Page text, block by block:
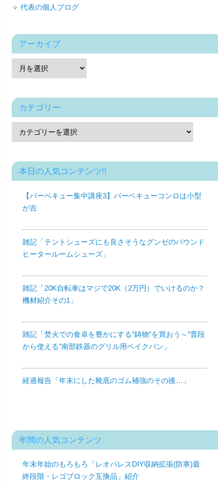
代表の個人ブログ
アーカイブ
カテゴリー
本日の人気コンテンツ!!
【バーベキュー集中講座3】バーベキューコンロは小型
が吉
雑記「テントシューズにも良さそうなグンゼのバウンド
ヒータールームシューズ」
雑記「20K自転車はマジで20K（2万円）でいけるのか？
機材紹介その1」
雑記「焚火での食卓を豊かにする”鋳物”を買おう～”普段
から使える”南部鉄器のグリル用ベイクパン」
経過報告「年末にした靴底のゴム補強のその後…」
年間の人気コンテンツ
年末年始のもろもろ「レオパレスDIY収納拡張(防寒)最
終段階・レゴブロック互換品」紹介